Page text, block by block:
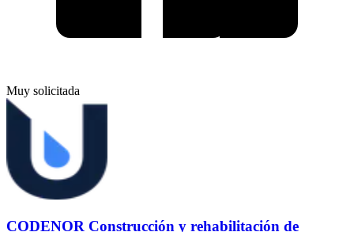
Muy solicitada
CODENOR Construcción y rehabilitación de